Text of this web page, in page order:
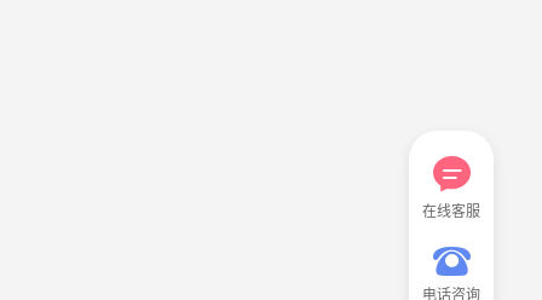
在线客服
电话咨询